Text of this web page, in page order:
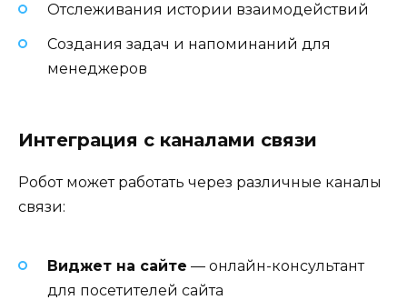
Отслеживания истории взаимодействий
Создания задач и напоминаний для
менеджеров
Интеграция с каналами связи
Робот может работать через различные каналы
связи:
Виджет на сайте — онлайн-консультант
для посетителей сайта